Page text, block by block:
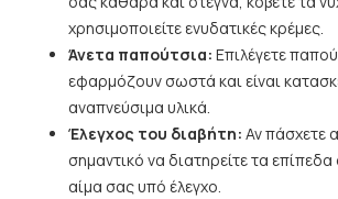
χρησιμοποιείτε ενυδατικές κρέμες.
Άνετα παπούτσια: Επιλέγετε
εφαρμόζουν σωστά και είναι
αναπνεύσιμα υλικά.
Έλεγχος του διαβήτη: Αν πάσχετε
σημαντικό να διατηρείτε τα
αίμα σας υπό έλεγχο.